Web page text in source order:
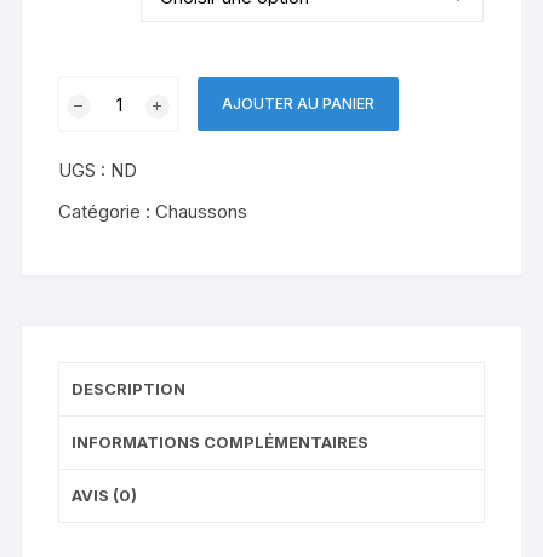
Chausson
EB
AJOUTER AU PANIER
UGS : ND
Catégorie :Chaussons
DESCRIPTION
INFORMATIONS COMPLÉMENTAIRES
AVIS (0)